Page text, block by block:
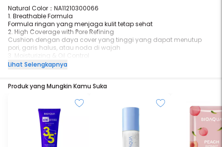
Natural Color：NA11210300066
1. Breathable Formula
Formula ringan yang menjaga kulit tetap sehat
2. High Coverage with Pore Refining
Cushion dengan daya cover yang tinggi yang dapat menutup
pori, garis halus, atau noda di wajah
3. Moisturizing & Oil Control
melembapkan kulit, dan mengontrol sebum untuk menjaga riasan
Lihat Selengkapnya
Produk yang Mungkin Kamu Suka